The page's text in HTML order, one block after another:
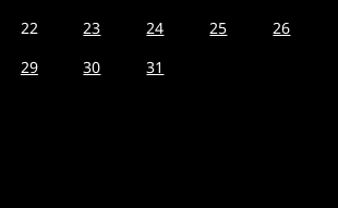
22 23 24 25
26
29 30
31